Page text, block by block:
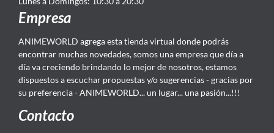
Empresa
ANIMEWORLD agrega esta tienda virtual donde podrás
encontrar muchas novedades, somos una empresa que día a
día va creciendo brindando lo mejor de nosotros, estamos
dispuestos a escuchar propuestas y/o sugerencias - gracias por
su preferencia - ANIMEWORLD... un lugar... una pasión...!!!
Contacto